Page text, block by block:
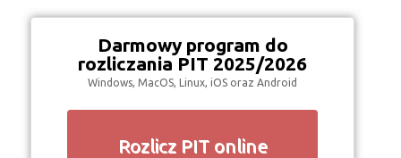
Darmowy program do
rozliczania PIT 2025/2026
Windows, MacOS, Linux, iOS oraz Android
Rozlicz PIT online